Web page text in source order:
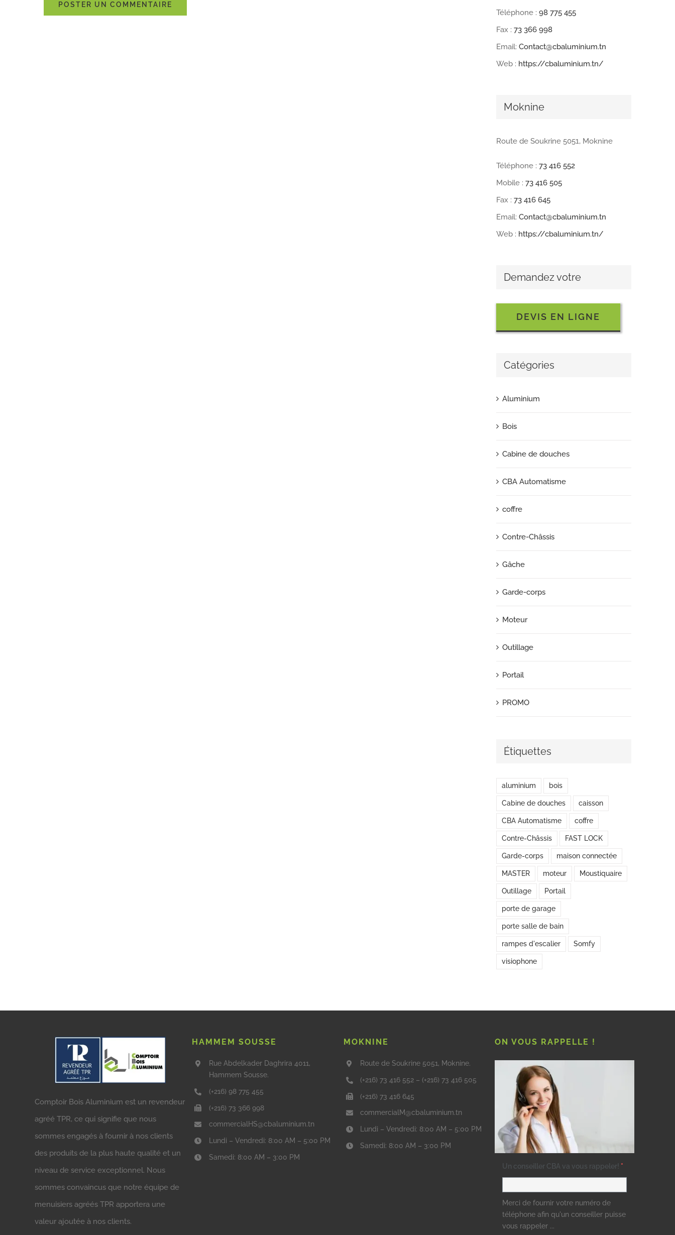
Téléphone : 98 775 455
Fax : 73 366 998
Email: Contact@cbaluminium.tn
Web : https://cbaluminium.tn/
Moknine
Route de Soukrine 5051, Moknine
Téléphone : 73 416 552
Mobile : 73 416 505
Fax : 73 416 645
Email: Contact@cbaluminium.tn
Web : https://cbaluminium.tn/
Demandez votre
DEVIS EN LIGNE
Catégories
Aluminium
Bois
Cabine de douches
CBA Automatisme
coffre
Contre-Châssis
Gâche
Garde-corps
Moteur
Outillage
Portail
PROMO
Étiquettes
aluminium bois
Cabine de douches caisson
CBA Automatisme coffre
Contre-Châssis FAST LOCK
Garde-corps maison connectée
MASTER moteur Moustiquaire
Outillage Portail
porte de garage
porte salle de bain
rampes d'escalier Somfy
visiophone
Comptoir Bois Aluminium est un revendeur
agréé TPR, ce qui signifie que nous
sommes engagés à fournir à nos clients
des produits de la plus haute qualité et un
niveau de service exceptionnel. Nous
sommes convaincus que notre équipe de
menuisiers agréés TPR apportera une
valeur ajoutée à nos clients.
HAMMEM SOUSSE
Rue Abdelkader Daghrira 4011,
Hammem Sousse.
(+216) 98 775 455
(+216) 73 366 998
commercialHS@cbaluminium.tn
Lundi – Vendredi: 8:00 AM – 5:00 PM
Samedi: 8:00 AM – 3:00 PM
MOKNINE
Route de Soukrine 5051, Moknine.
(+216) 73 416 552 – (+216) 73 416 505
(+216) 73 416 645
commercialM@cbaluminium.tn
Lundi – Vendredi: 8:00 AM – 5:00 PM
Samedi: 8:00 AM – 3:00 PM
ON VOUS RAPPELLE !
Un conseiller CBA va vous rappeler! *
Merci de fournir votre numéro de
téléphone afin qu'un conseiller puisse
vous rappeler ...